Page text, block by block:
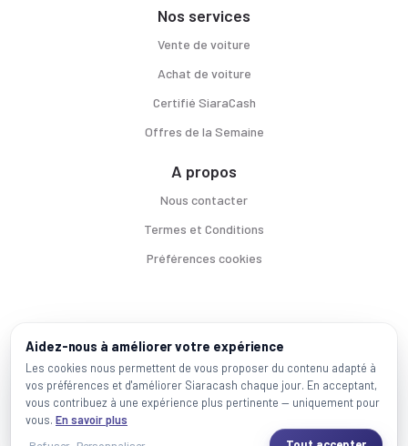
Nos services
Vente de voiture
Achat de voiture
Certifié SiaraCash
Offres de la Semaine
A propos
Nous contacter
Termes et Conditions
Préférences cookies
Voitures par ville
Casablanca | | Mohammadia |Salé | |
Marques populaires
Mercedes| |Volkswagen | Renault Toyota Peugeot
Aidez-nous à améliorer votre expérience
Les cookies nous permettent de vous proposer du contenu adapté à
vos préférences et d'améliorer Siaracash chaque jour. En acceptant,
vous contribuez à une expérience plus pertinente — uniquement pour
vous. En savoir plus